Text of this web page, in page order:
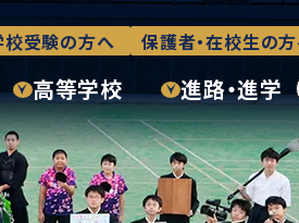
受験の方へ 保護者・在校生の
高等学校 進路・進学